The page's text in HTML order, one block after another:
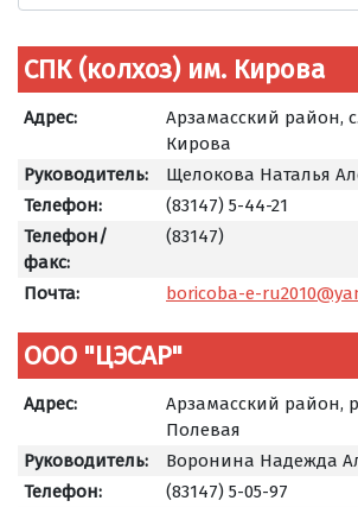
СПК (колхоз) им. Кирова
Адрес:
Арзамасский район,
Кирова
Руководитель:
Щелокова Наталья
Телефон:
(83147) 5-44-21
Телефон/
факс:
(83147)
Почта: boricoba-e-
ООО "ЦЭСАР"
Адрес:
Арзамасский район,
Полевая
Руководитель:
Воронина Надежда
Телефон:
(83147) 5-05-97